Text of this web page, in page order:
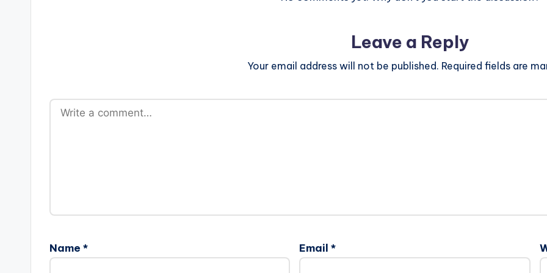
Leave a Reply
Your email address will not be published. Required fields are
Name * Email *